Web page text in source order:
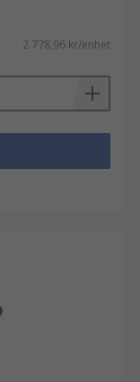
2 778,96 kr/enhet